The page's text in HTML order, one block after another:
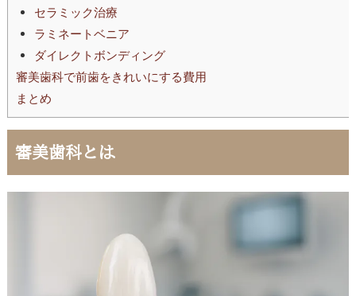
セラミック治療
ラミネートベニア
ダイレクトボンディング
審美歯科で前歯をきれいにする費用
まとめ
審美歯科とは